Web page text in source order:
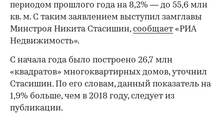
периодом прошлого года на 8,2% — до 55,6 млн
кв. м. С таким заявлением выступил замглавы
Минстроя Никита Стасишин,сообщает «РИА
Недвижимость».
С начала года было построено 26,7 млн
«квадратов» многоквартирных домов, уточнил
Стасишин. По его словам, данный показатель на
1,9% больше, чем в 2018 году, следует из
публикации.